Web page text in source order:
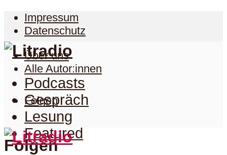
Impressum
Datenschutz
Über uns
Alle Autor:innen
Folgen
Folgen
Podcasts
Gespräch
Lesung
Featured